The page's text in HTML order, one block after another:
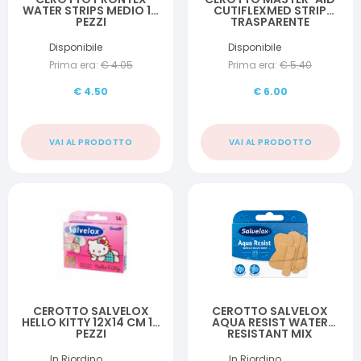
WATER STRIPS MEDIO 10
PEZZI
Disponibile
Prima era: €4.05
€ 4.50
VAI AL PRODOTTO
CUTIFLEXMED STRIP
TRASPARENTE
SUPPORTO IN
POLIURETANO 4
FORMATI ASSORTITI 20
Disponibile
Prima era: €5.40
€ 6.00
VAI AL PRODOTTO
CEROTTO SALVELOX
HELLO KITTY 12X14 CM 14
PEZZI
CEROTTO SALVELOX
AQUA RESIST WATER
RESISTANT MIX
PEZZI